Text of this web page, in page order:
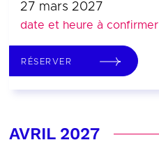
27 mars 2027
date et heure à confirmer
RÉSERVER
AVRIL 2027